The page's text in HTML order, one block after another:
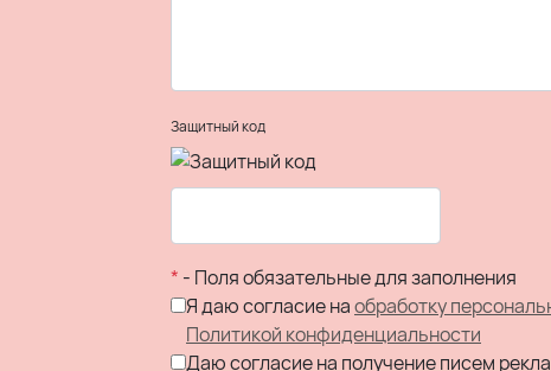
Защитный код
* - Поля обязательные для заполнения
Я даю согласие наобработку
Политикой конфиденциальности
Даю согласие на получение писем